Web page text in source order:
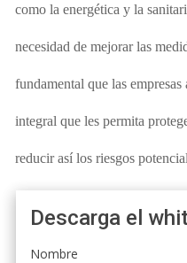
como la energética yla
necesidad de mejorar las
fundamental que las
integral que les permita
reducir así los riesgos
Descarga el
Nombre